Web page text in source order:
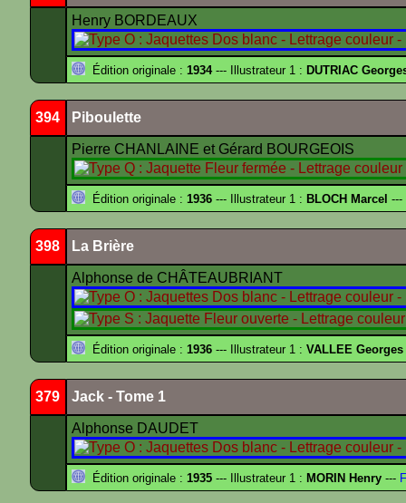
Henry BORDEAUX
Édition originale : 1934--- Illustrateur 1 : DUTRIAC
394 Piboulette
Pierre CHANLAINE et Gérard BOURGEOIS
Édition originale : 1936 --- Illustrateur 1 : BLOCH Marcel ---
398 La Brière
Alphonse de CHÂTEAUBRIANT
Édition originale : 1936 --- Illustrateur 1 : VALLEE Georges
379 Jack - Tome 1
Alphonse DAUDET
Édition originale : 1935 --- Illustrateur 1 : MORIN Henry ---